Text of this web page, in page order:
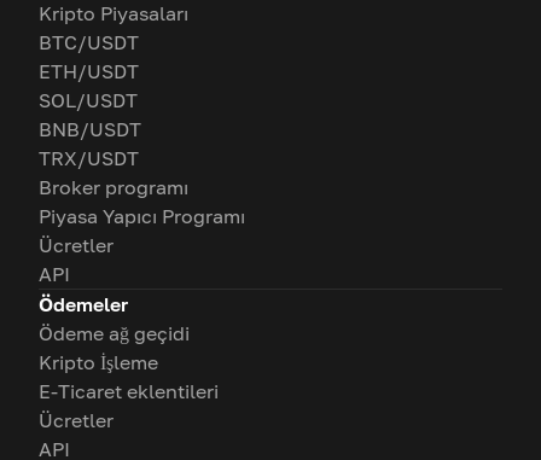
Kripto Piyasaları
BTC/USDT
ETH/USDT
SOL/USDT
BNB/USDT
TRX/USDT
Broker programı
Piyasa Yapıcı Programı
Ücretler
API
Ödemeler
Ödeme ağ geçidi
Kripto İşleme
E-Ticaret eklentileri
Ücretler
API